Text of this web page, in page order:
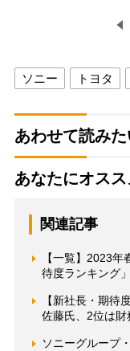
ソニー トヨタ
あわせて読みた
あなたにオスス
関連記事
【一覧】2023
待度ランキング
【新社長・期待
佐藤氏、2位は
ソニーグループ